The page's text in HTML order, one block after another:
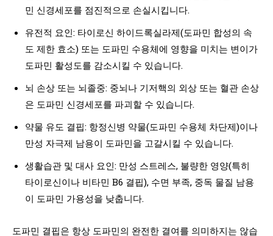
민 신경세포를 점진적으로 손실시킵니다.
유전적 요인: 타이로신 하이드록실라제(도파민 합성의 속
도 제한 효소) 또는 도파민 수용체에 영향을 미치는 변이가
도파민 활성도를 감소시킬 수 있습니다.
뇌 손상 또는 뇌졸중: 중뇌나 기저핵의 외상 또는 혈관 손상
은 도파민 신경세포를 파괴할 수 있습니다.
약물 유도 결핍: 항정신병 약물(도파민 수용체 차단제)이나
만성 자극제 남용이 도파민을 고갈시킬 수 있습니다.
생활습관 및 대사 요인: 만성 스트레스, 불량한 영양(특히
타이로신이나 비타민 B6 결핍), 수면 부족, 중독 물질 남용
이 도파민 가용성을 낮춥니다.
도파민 결핍은 항상 도파민의 완전한 결여를 의미하지는 않습